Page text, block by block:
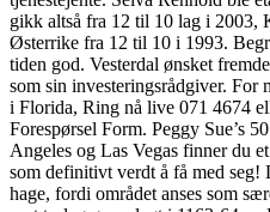
gikk altså fra 12 til 10 lag i 2003,
Østerrike fra 12 til 10 i 1993.
tiden god. Vesterdal ønsket
som sin investeringsrådgiver. For
i Florida, Ring nå live 071 4674
Forespørsel Form. Peggy Sue’s
Angeles og Las Vegas finner du
som definitivt verdt å få med
hage, fordi området anses som